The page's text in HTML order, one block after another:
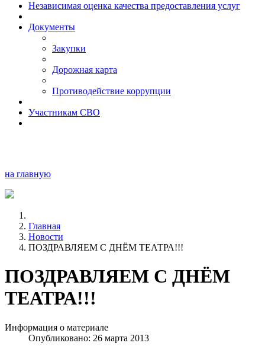
Независимая оценка качества предоставления услуг
Документы
Закупки
Дорожная карта
Противодействие коррупции
Участникам СВО
на главную
Главная
Новости
ПОЗДРАВЛЯЕМ С ДНЁМ ТЕАТРА!!!
ПОЗДРАВЛЯЕМ С ДНЁМ
ТЕАТРА!!!
Информация о материале
Опубликовано: 26 марта 2013